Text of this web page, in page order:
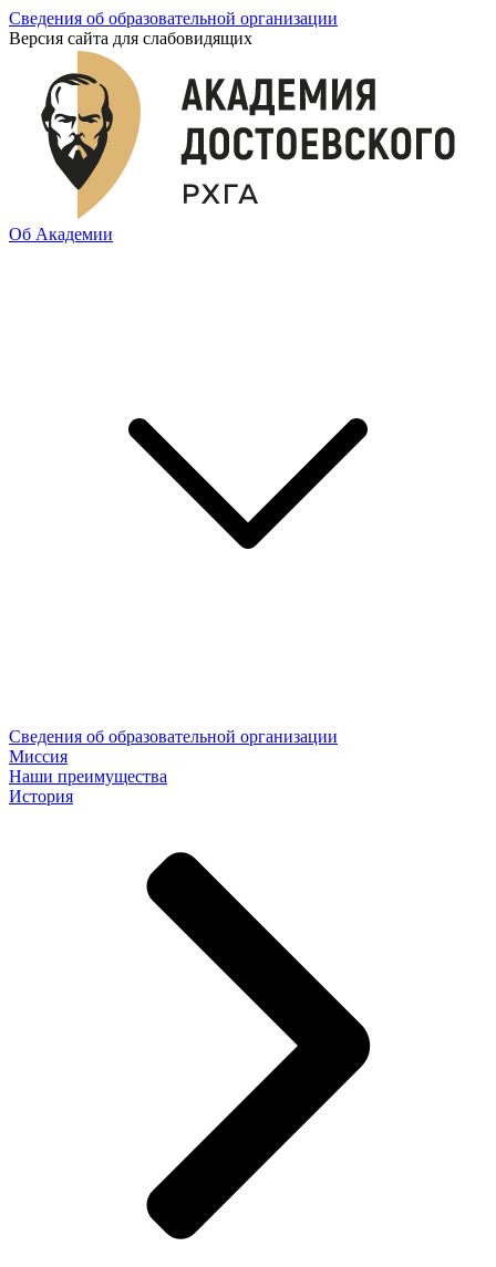
Сведения об образовательной организации
Версия сайта для слабовидящих
Об Академии
Сведения об образовательной организации
Миссия
Наши преимущества
История